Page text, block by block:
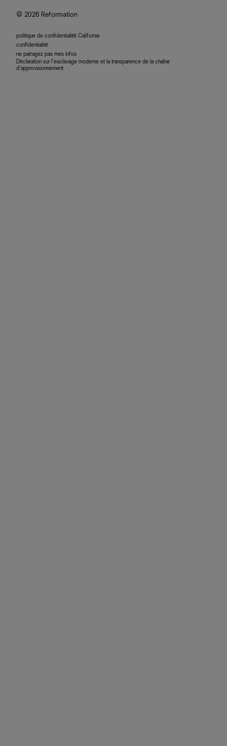
© 2026 Reformation
politique de confidentialité Californie
confidentialité
ne partagez pas mes infos
Déclaration sur l’esclavage moderne et la transparence de la chaîne
d’approvisionnement